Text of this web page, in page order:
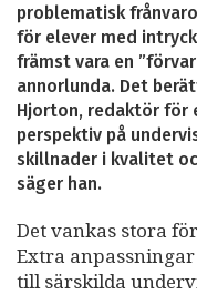
problematisk
för elever med
främst vara en
annorlunda. Det
Hjorton, redaktör för
perspektiv på
skillnader i kvalitet
säger han.
Det vankas stora
Extra
till särskilda